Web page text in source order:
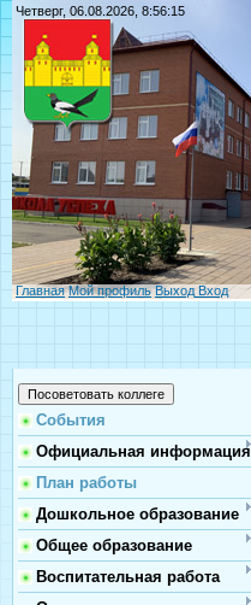
Четверг, 06.08.2026, 8:56:15
Главная Мой профиль Выход Вход
События
Официальная информация
План работы
Дошкольное образование
Общее образование
Воспитательная работа